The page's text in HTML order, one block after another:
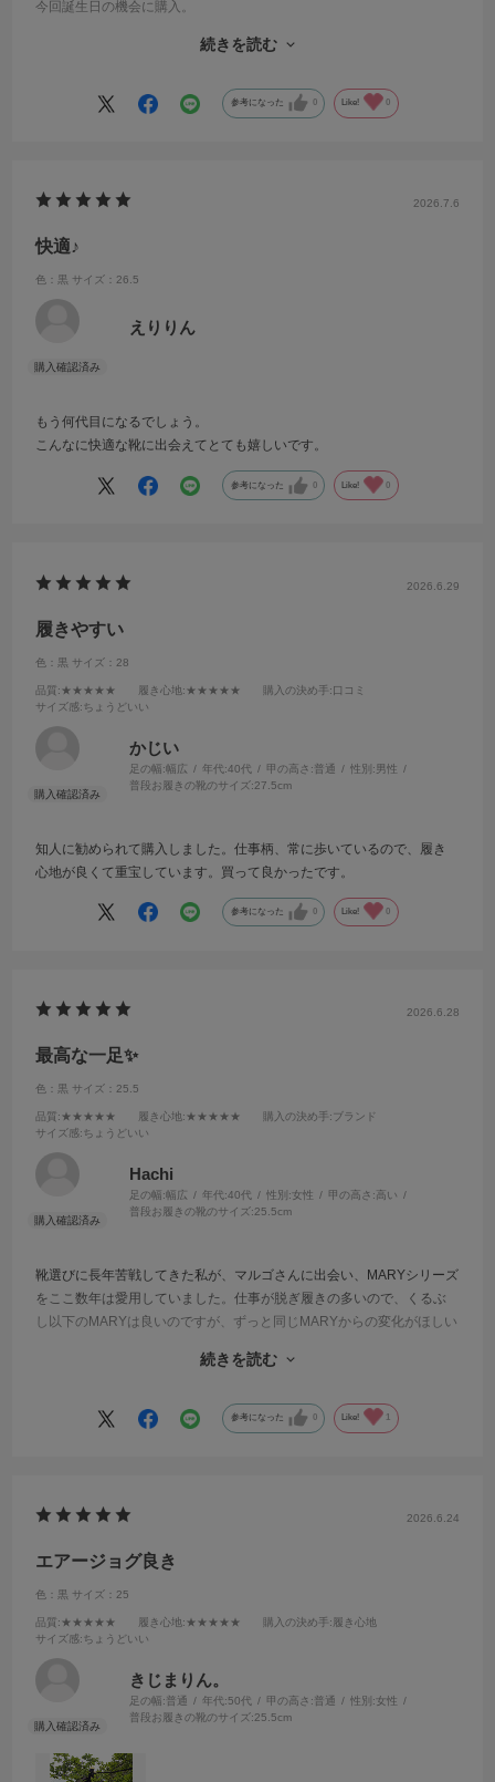
今回誕生日の機会に購入。
合サイズ交換のサービスがあるのは心強いですね。
続きを読む
参考になった 0 Like! 0
2026.7.6
快適♪
色：黒 サイズ：26.5
えりりん
もう何代目になるでしょう。
こんなに快適な靴に出会えてとても嬉しいです。
参考になった 0 Like! 0
2026.6.29
履きやすい
色：黒 サイズ：28
品質:★★★★★ 履き心地:★★★★★ 購入の決め手 :口コミ
サイズ感:ちょうどいい
かじい
足の幅:幅広 年代:40代 甲の高さ: 普通 性別:男性
普段お履きの靴のサイズ:27.5cm
知人に勧められて購入しました。仕事柄、常に歩いているので、履き
心地が良くて重宝しています。買って良かったです。
参考になった 0 Like! 0
2026.6.28
最高な一足✨️
色：黒 サイズ：25.5
品質:★★★★★ 履き心地:★★★★★ 購入の決め手 :ブランド
サイズ感:ちょうどいい
Hachi
足の幅:幅広 年代:40代 性別:女性 甲の高さ:高い
普段お履きの靴のサイズ:25.5cm
靴選びに長年苦戦してきた私が、マルゴさんに出会い、MARYシリーズ
をここ数年は愛用していました。仕事が脱ぎ履きの多いので、くるぶ
し以下のMARYは良いのですが、ずっと同じMARYからの変化がほしい
感、閉塞感、脱ぎ履きのストレスなど私の希望を超えてました。
続きを読む
参考になった 0 Like! 1
2026.6.24
エアージョグ良き
色：黒 サイズ：25
品質:★★★★★ 履き心地:★★★★★ 購入の決め手 :履き心地
サイズ感:ちょうどいい
きじまりん。
足の幅: 普通 年代:50代 甲の高さ: 普通 性別:女性
普段お履きの靴のサイズ:25.5cm